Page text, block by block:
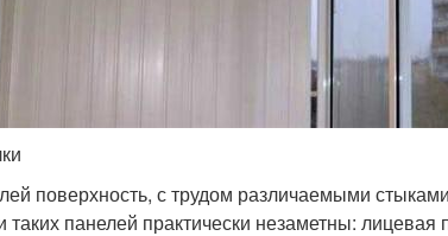
поверхность, с трудом различаемыми
панелей практически незаметны: лицевая